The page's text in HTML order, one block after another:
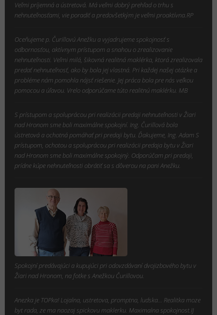
Veľmi príjemná a ústretová. Má veľmi dobrý prehľad o trhu s
nehnuteľnosťami, vie poradiť a predovšetkým je veľmi proaktívna.RP
Oceňujeme p. Čurillovú Anežku a vyjadrujeme spokojnosť s
odbornosťou, aktívnym prístupom a snahou o zrealizovanie
nehnuteľnosti. Veľmi milá, šikovná realitná maklérka, ktorá zrealizovala
predať nehnuteľnosť, ako by bola jej vlastná. Pri každej našej otázke a
probléme nám pomohla nájsť riešenie. Jej práca bola pre nás veľkou
pomocou a úľavou. Vrelo odporúčame túto realitnú maklérku. MB
S prístupom a spoluprácou pri realizácii predaji nehnuteľnosti v Žiari
nad Hronom sme boli maximálne spokojní. Ing. Čurillová bola
ústretová a ochotná pomáhať pri predaji bytu. Ďakujeme, Ing. Adam S
prístupom, ochotou a spoluprácou pri realizácii predaja bytu v Žiari
nad Hronom sme boli maximálne spokojný. Odporúčam pri predaji,
prídne kúpe nehnuteľnosti obrátiť sa s dôverou na pani Anežku.
Spokojní predávajúci a kupujúci pri odovzdávaní dvojizbového bytu v
Žiari nad Hronom, na fotke s Anežkou Čurillovou.
Anezka je TOPka! Lojalna, ustretova, promptna, ludska... Realitka moze
byt rada, ze ma naozaj spickovu maklerku. Maximalna spokojnost.IJ